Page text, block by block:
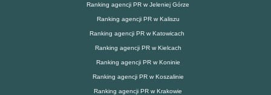
Ranking agencji PR w Jeleniej Górze
Ranking agencji PR w Kaliszu
Ranking agencji PR w Katowicach
Ranking agencji PR w Kielcach
Ranking agencji PR w Koninie
Ranking agencji PR w Koszalinie
Ranking agencji PR w Krakowie